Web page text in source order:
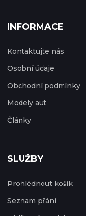
INFORMACE
Kontaktujte nás
Osobní údaje
Obchodní podmínky
Modely aut
Články
SLUŽBY
Prohlédnout košík
Seznam přání